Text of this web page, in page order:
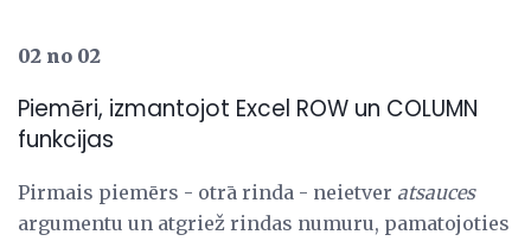
02 no 02
Piemēri, izmantojot Excel ROW un COLUMN
funkcijas
Pirmais piemērs - otrā rinda - neietver atsauces
argumentu un atgriež rindas numuru, pamatojoties